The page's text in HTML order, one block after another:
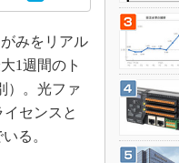
みをリアル
1週間のト
）。光ファ
センスと
る。